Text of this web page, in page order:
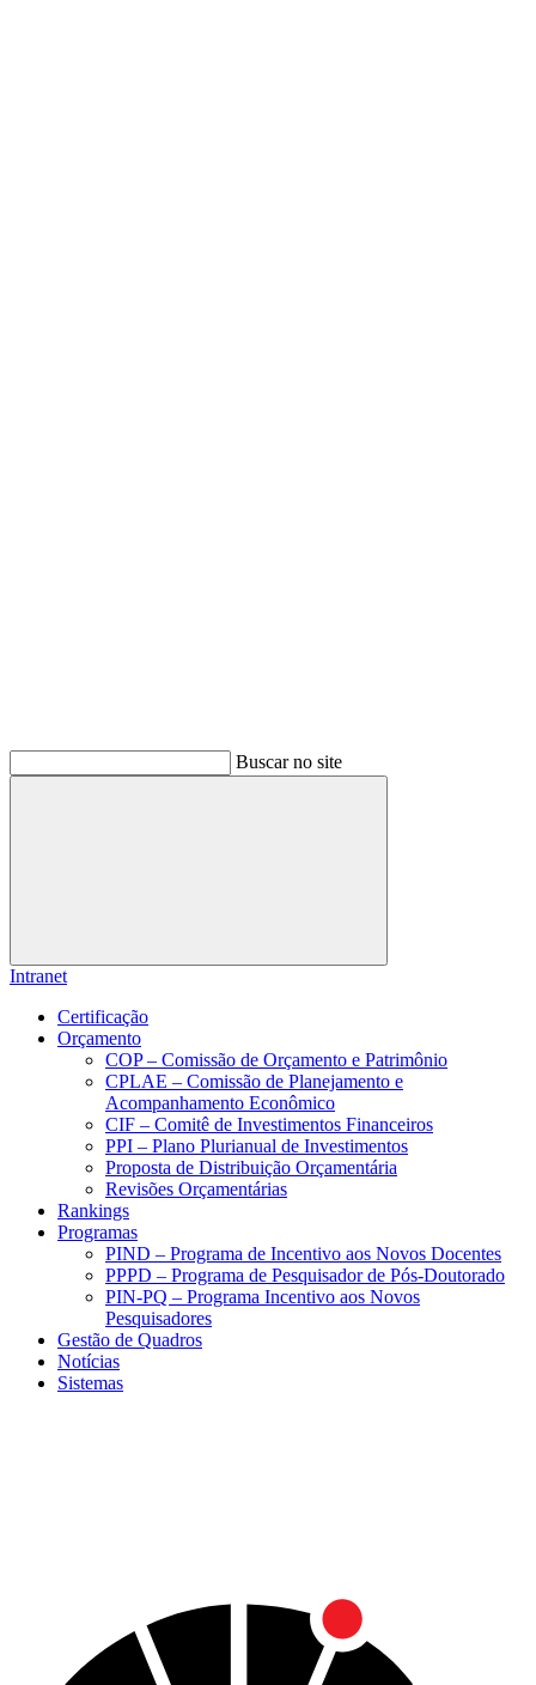
Buscar no site
Buscar
Intranet
Certificação
Orçamento
COP – Comissão de Orçamento e Patrimônio
CPLAE – Comissão de Planejamento e
Acompanhamento Econômico
CIF – Comitê de Investimentos Financeiros
PPI – Plano Plurianual de Investimentos
Proposta de Distribuição Orçamentária
Revisões Orçamentárias
Rankings
Programas
PIND – Programa de Incentivo aos Novos Docentes
PPPD – Programa de Pesquisador de Pós-Doutorado
PIN-PQ – Programa Incentivo aos Novos
Pesquisadores
Gestão de Quadros
Notícias
Sistemas